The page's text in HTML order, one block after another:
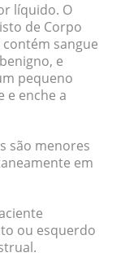
líquido. O
de Corpo
sangue
e
pequeno
e enche a
são menores
em
ou esquerdo